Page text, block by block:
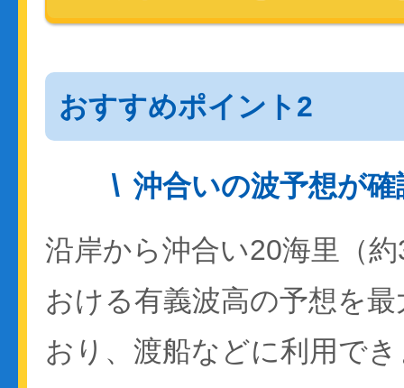
おすすめポイント2
沖合いの波予想が
沿岸から沖合い20海里（
おける有義波高の予想を
おり、渡船などに利用で